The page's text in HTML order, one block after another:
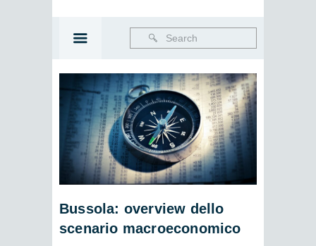
Bussola: overview dello
scenario macroeconomico